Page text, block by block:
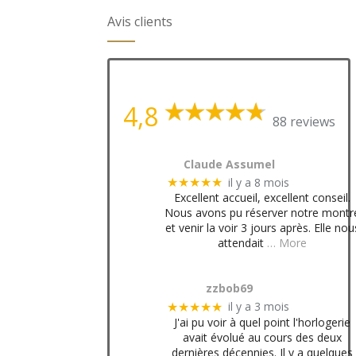
Avis clients
4,8 88 reviews
Claude Assumel
★★★★★ il y a 8 mois
Excellent accueil, excellent conseil.
Nous avons pu réserver notre
et venir la voir 3 jours après. Elle
attendait … More
zzbob69
★★★★★ il y a 3 mois
J'ai pu voir à quel point l'horlogerie
avait évolué au cours des deux
dernières décennies. Il y a quelques